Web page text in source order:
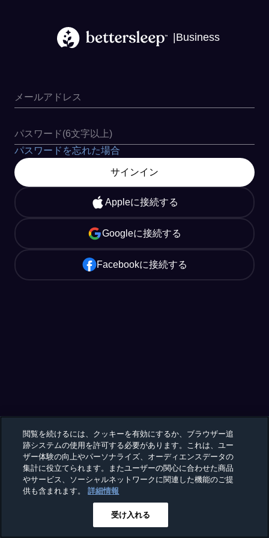
|Business
メールアドレス
パスワード(6文字以上)
パスワードを忘れた場合
サインイン
Appleに接続する
Googleに接続する
Facebookに接続する
閲覧を続けるには、クッキーを有効にするか、ブラウザー追
跡システムの使用を許可する必要があります。これは、ユー
ザー体験の向上やパーソナライズ、オーディエンスデータの
集計に役立てられます。またユーザーの関心に合わせた商品
やサービス、ソーシャルネットワークに関連した機能のご提
供も含まれます。詳細情報
受け入れる